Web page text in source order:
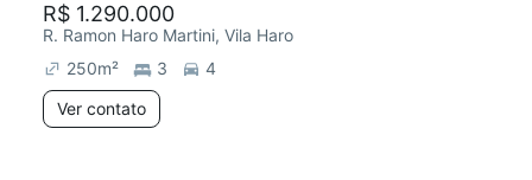
R$ 1.290.000
R. Ramon Haro Martini, Vila Haro
250m² 3
4
Ver contato